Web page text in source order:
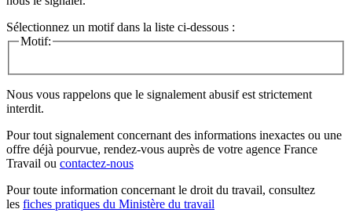
Sélectionnez un motif dans la liste ci-dessous :
Motif:
Nous vous rappelons que le signalement abusif est strictement
interdit.
Pour tout signalement concernant des informations inexactes ou une
offre déjà pourvue, rendez-vous auprès de votre agence France
Travail ou contactez-nous
Pour toute information concernant le droit du travail, consultez
les fiches pratiques du Ministère du travail